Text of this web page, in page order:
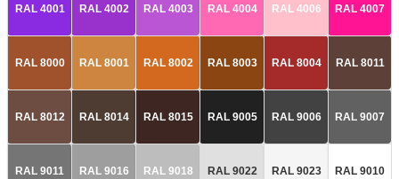
RAL 4001 RAL 4002 RAL 4003 RAL 4004 RAL 4006 RAL 4007
RAL 8000 RAL 8001 RAL 8002 RAL 8003 RAL 8004 RAL 8011
RAL 8012 RAL 8014 RAL 8015 RAL 9005 RAL 9006 RAL 9007
RAL 9011 RAL 9016 RAL 9018 RAL 9022 RAL 9023 RAL 9010